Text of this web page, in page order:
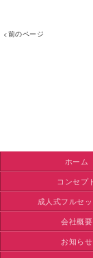
<前のページ
ホーム
コンセプト
成人式フルセ
会社概要
お知らせ